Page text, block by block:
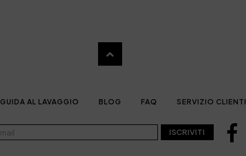
GUIDA AL LAVAGGIO BLOG FAQ SERVIZIO CLIENTI
ISCRIVITI